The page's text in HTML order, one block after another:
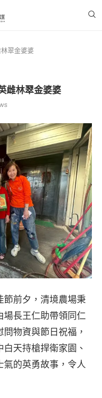
翠金婆婆
雌林翠金婆婆
節前夕，清境農場秉
長王仁助帶領同仁
物資與節日祝福，
天持槍捍衛家園、
的英勇故事，令人